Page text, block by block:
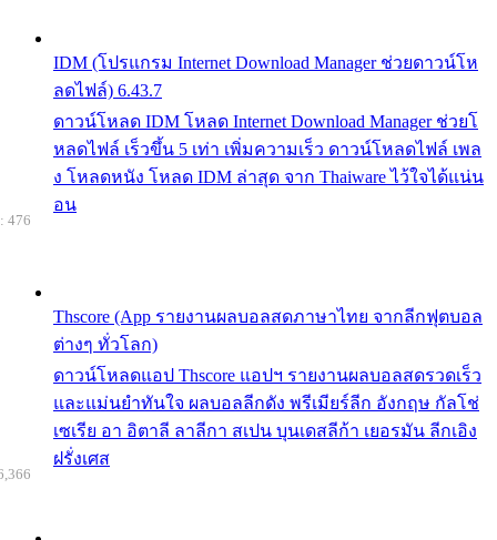
IDM (โปรแกรม Internet Download Manager ช่วยดาวน์โห
ลดไฟล์) 6.43.7
ดาวน์โหลด IDM โหลด Internet Download Manager ช่วยโ
หลดไฟล์ เร็วขึ้น 5 เท่า เพิ่มความเร็ว ดาวน์โหลดไฟล์ เพล
ง โหลดหนัง โหลด IDM ล่าสุด จาก Thaiware ไว้ใจได้แน่น
อน
Thscore (App รายงานผลบอลสดภาษาไทย จากลีกฟุตบอล
ต่างๆ ทั่วโลก)
ดาวน์โหลดแอป Thscore แอปฯ รายงานผลบอลสดรวดเร็ว
และแม่นยำทันใจ ผลบอลลีกดัง พรีเมียร์ลีก อังกฤษ กัลโช่
เซเรีย อา อิตาลี ลาลีกา สเปน บุนเดสลีก้า เยอรมัน ลีกเอิง
ฝรั่งเศส
476